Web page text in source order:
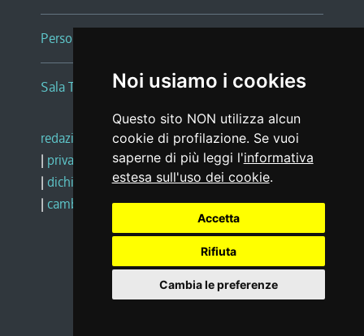
Noi usiamo i cookies
Questo sito NON utilizza alcun
cookie di profilazione. Se vuoi
saperne di più leggi l'informativa
estesa sull'uso dei cookie.
Accetta
Rifiuta
Cambia le preferenze
Persone e Uffici
Sala Tiziano Tessitori
redazione web |note legali |glossario
| privacy
social media policy
| dichiarazione di accessibilità |feedback
| cambio preferenze cookie
Realizzato da